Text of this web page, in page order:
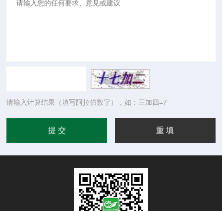
请输入计算结果（填写阿拉伯数字），如：三加四=7